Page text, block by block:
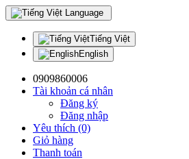
Language
Tiếng Việt
English
0909860006
Tài khoản cá nhân
Đăng ký
Đăng nhập
Yêu thích (0)
Giỏ hàng
Thanh toán